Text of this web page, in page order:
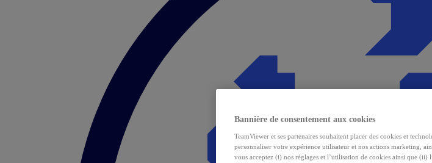
Bannière de consentement aux cookies
TeamViewer et ses partenaires souhaitent placer des cookies et
personnaliser votre expérience utilisateur et nos actions marketing,
vous acceptez (i) nos réglages et l’utilisation de cookies ainsi que (ii)